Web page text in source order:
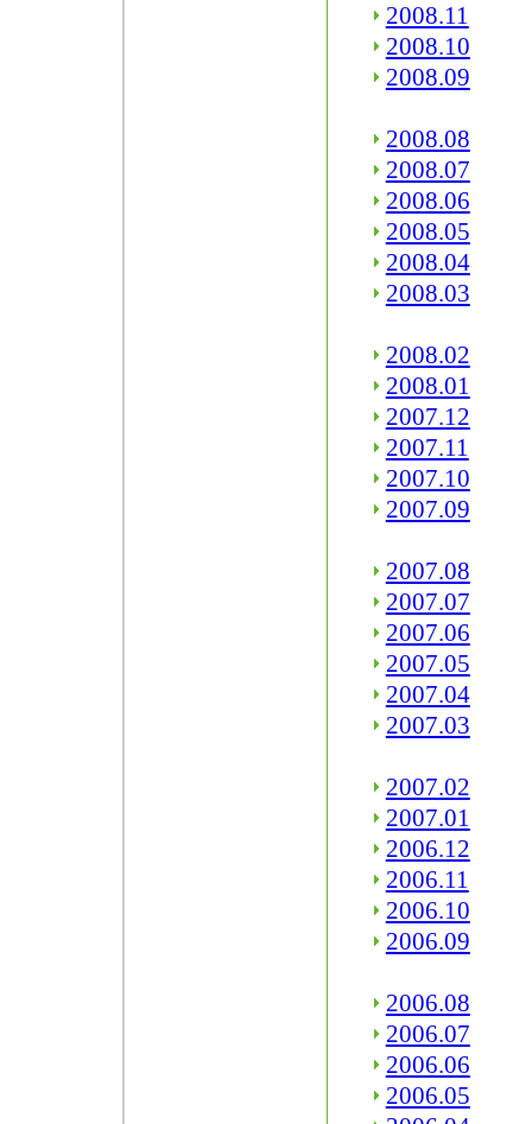
2008.11
2008.10
2008.09
2008.08
2008.07
2008.06
2008.05
2008.04
2008.03
2008.02
2008.01
2007.12
2007.11
2007.10
2007.09
2007.08
2007.07
2007.06
2007.05
2007.04
2007.03
2007.02
2007.01
2006.12
2006.11
2006.10
2006.09
2006.08
2006.07
2006.06
2006.05